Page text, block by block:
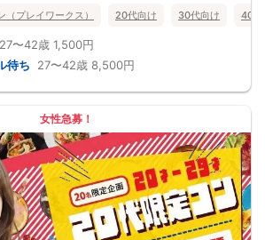
ませんので、予めご了承ください）
会話のキッカケもバッチリ★
ん！
、「はじめまして」から会話を楽しみましょう。
自由★
ことはありません。
でに円滑に行ってください）
ず同性同士でお申し込みください。
。多くのお客様はカジュアルな格好でおこしになら
時点で男性３名・女性３名以上のお申し込みからに
キャンセルで比率が崩れた場合や開催判断人数を下
保証はいたしませんのでご了承ください。
プレイワークス） 20代向け 30代向け 40代
27〜42歳 1,500円
待ち 27〜42歳 8,500円
女性急募！